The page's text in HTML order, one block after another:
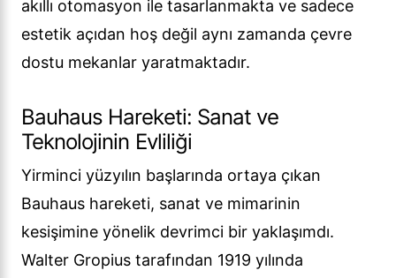
akıllı otomasyon ile tasarlanmakta ve sadece
estetik açıdan hoş değil aynı zamanda çevre
dostu mekanlar yaratmaktadır.
Bauhaus Hareketi: Sanat ve
Teknolojinin Evliliği
Yirminci yüzyılın başlarında ortaya çıkan
Bauhaus hareketi, sanat ve mimarinin
kesişimine yönelik devrimci bir yaklaşımdı.
Walter Gropius tarafından 1919 yılında